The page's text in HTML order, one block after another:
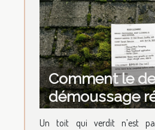
Comment le
démoussage
de santé de
Un toit qui verdit n’est